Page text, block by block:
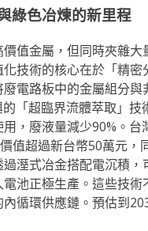
綠色冶煉的新里程
值金屬，但同時夾雜
技術的核心在於「精
電路板中的金屬組分
「超臨界流體萃取」
，廢液量減少90%。
值超過新台幣50萬元，
溼式冶金搭配電沉積
池正極生產。這些技
循環供應鏈。預估到